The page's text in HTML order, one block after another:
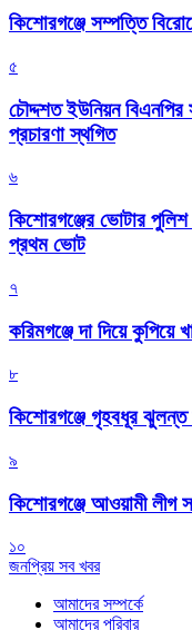
কিশোরগঞ্জে সম্পত্তি
৫
চৌদ্দশত ইউনিয়ন বিএনপির
প্রচারণা স্থগিত
৬
কিশোরগঞ্জের ভোটার পুলিশ
প্রথম ভোট
৭
করিমগঞ্জে দা দিয়ে কুপিয়ে
৮
কিশোরগঞ্জে গৃহবধূর ঝুলন্ত
৯
কিশোরগঞ্জে আওয়ামী লীগ
১০
জনপ্রিয় সব খবর
আমাদের সম্পর্কে
আমাদের পরিবার